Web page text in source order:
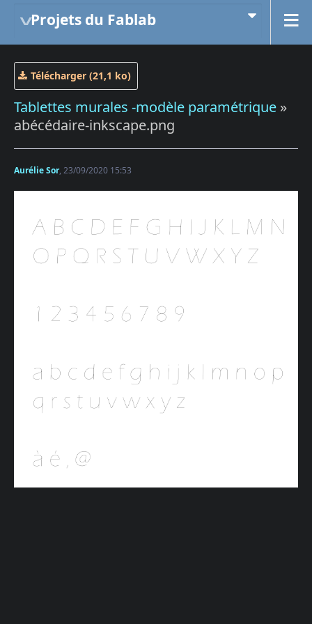
Projets du Fablab
Télécharger (21,1 ko)
Tablettes murales -modèle paramétrique »
abécédaire-inkscape.png
Aurélie Sor, 23/09/2020 15:53